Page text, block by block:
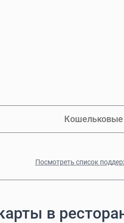
Кошельковые
Посмотреть список
в